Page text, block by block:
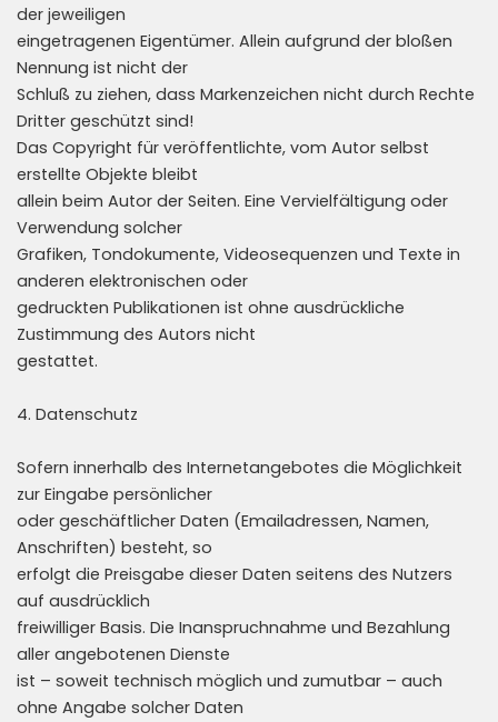
der jeweiligen
eingetragenen Eigentümer. Allein aufgrund der bloßen
Nennung ist nicht der
Schluß zu ziehen, dass Markenzeichen nicht durch Rechte
Dritter geschützt sind!
Das Copyright für veröffentlichte, vom Autor selbst
erstellte Objekte bleibt
allein beim Autor der Seiten. Eine Vervielfältigung oder
Verwendung solcher
Grafiken, Tondokumente, Videosequenzen und Texte in
anderen elektronischen oder
gedruckten Publikationen ist ohne ausdrückliche
Zustimmung des Autors nicht
gestattet.
4. Datenschutz
Sofern innerhalb des Internetangebotes die Möglichkeit
zur Eingabe persönlicher
oder geschäftlicher Daten (Emailadressen, Namen,
Anschriften) besteht, so
erfolgt die Preisgabe dieser Daten seitens des Nutzers
auf ausdrücklich
freiwilliger Basis. Die Inanspruchnahme und Bezahlung
aller angebotenen Dienste
ist – soweit technisch möglich und zumutbar – auch
ohne Angabe solcher Daten